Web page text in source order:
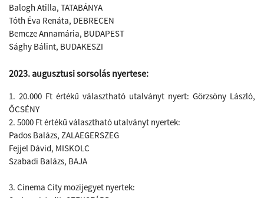
Balogh Atilla, TATABÁNYA
Tóth Éva Renáta, DEBRECEN
Bemcze Annamária, BUDAPEST
Sághy Bálint, BUDAKESZI
2023. augusztusi sorsolás nyertese:
1. 20.000 Ft értékű választható utalványt nyert: Görzsöny László,
ŐCSÉNY
2. 5000 Ft értékű választható utalványt nyertek:
Pados Balázs, ZALAEGERSZEG
Fejjel Dávid, MISKOLC
Szabadi Balázs, BAJA
3. Cinema City mozijegyet nyertek: